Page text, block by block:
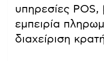
υπηρεσίες POS,
εμπειρία
διαχείριση